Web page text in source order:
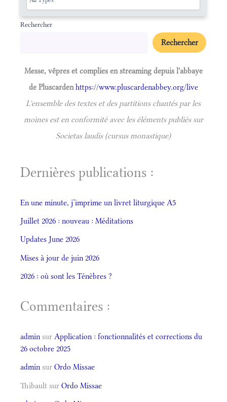
Rechercher
Rechercher
Messe, vêpres et complies en streaming depuis l'abbaye
de Pluscardenhttps://www.pluscardenabbey.org/live
L'ensemble des textes et des partitions chantés par les
moines est en conformité avec les éléments publiés sur
Societas laudis (cursus monastique)
Dernières publications :
En une minute, j’imprime un livret liturgique A5
Juillet 2026 : nouveau : Méditations
Updates June 2026
Mises à jour de juin 2026
2026 : où sont les Ténèbres ?
Commentaires :
admin sur Application : fonctionnalités et corrections du
26 octobre 2025
admin sur Ordo Missae
Thibault sur Ordo Missae